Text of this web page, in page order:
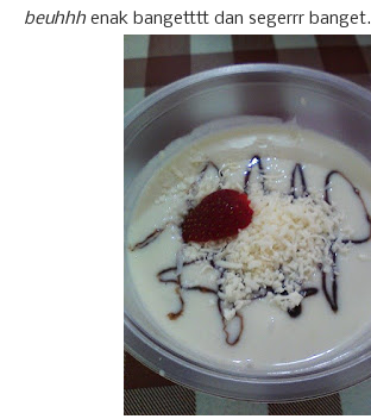
beuhhh enak bangetttt dan segerrr banget.